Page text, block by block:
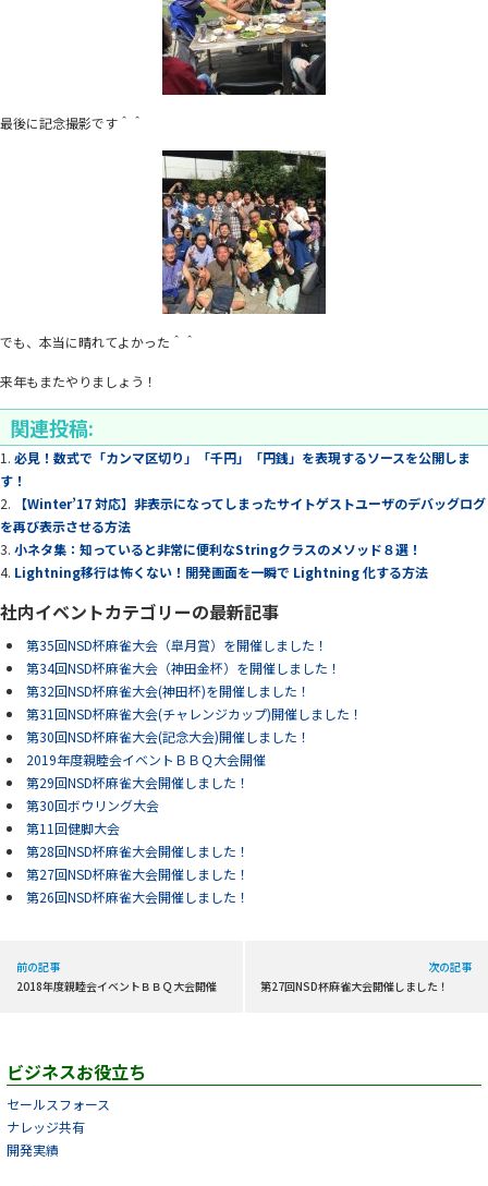
最後に記念撮影です＾＾
でも、本当に晴れてよかった＾＾
来年もまたやりましょう！
関連投稿:
必見！数式で「カンマ区切り」「千円」「円銭」を表現するソースを公開しま
す！
【Winter’17 対応】非表示になってしまったサイトゲストユーザのデバッグログ
を再び表示させる方法
小ネタ集：知っていると非常に便利なStringクラスのメソッド８選！
Lightning移行は怖くない！開発画面を一瞬で Lightning 化する方法
社内イベントカテゴリーの最新記事
第35回NSD杯麻雀大会（皐月賞）を開催しました！
第34回NSD杯麻雀大会（神田金杯）を開催しました！
第32回NSD杯麻雀大会(神田杯)を開催しました！
第31回NSD杯麻雀大会(チャレンジカップ)開催しました！
第30回NSD杯麻雀大会(記念大会)開催しました！
2019年度親睦会イベントＢＢＱ大会開催
第29回NSD杯麻雀大会開催しました！
第30回ボウリング大会
第11回健脚大会
第28回NSD杯麻雀大会開催しました！
第27回NSD杯麻雀大会開催しました！
第26回NSD杯麻雀大会開催しました！
前の記事
2018年度親睦会イベントＢＢＱ大会開催
次の記事
第27回NSD杯麻雀大会開催しました！
ビジネスお役立ち
セールスフォース
ナレッジ共有
開発実績